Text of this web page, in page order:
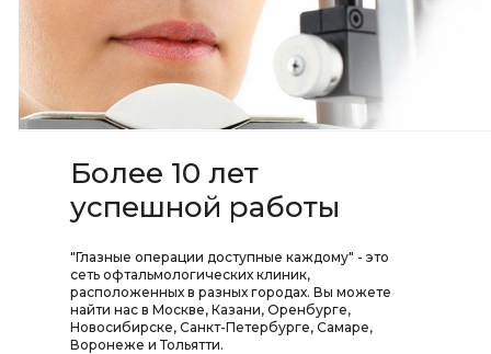
Более 10 лет
успешной работы
"Глазные операции доступные каждому" - это
сеть офтальмологических клиник,
расположенных в разных городах. Вы можете
найти нас в Москве, Казани, Оренбурге,
Новосибирске, Санкт-Петербурге, Самаре,
Воронеже и Тольятти.